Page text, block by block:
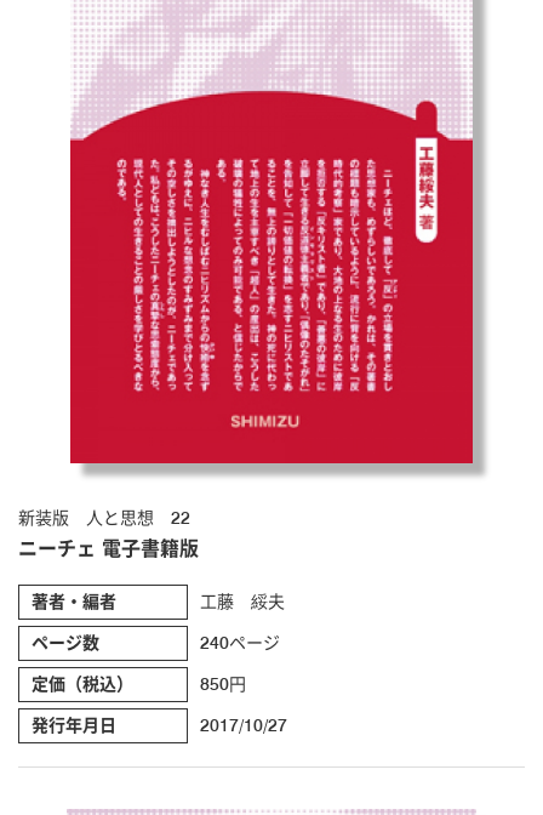
新装版 人と思想 22
ニーチェ 電子書籍版
著者・編者 工藤 綏夫
ページ数 240ページ
定価（税込） 850円
発行年月日 2017/10/27